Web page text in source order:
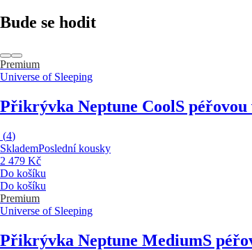
Bude se hodit
Premium
Universe of Sleeping
Přikrývka Neptune Cool S
(4)
SklademPoslední kousky
2 479 Kč
Do košíku
Do košíku
Premium
Universe of Sleeping
Přikrývka Neptune MediumS